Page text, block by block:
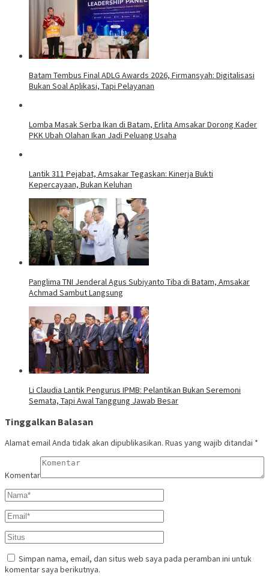
Batam Tembus Final ADLG Awards 2026, Firmansyah: Digitalisasi
Bukan Soal Aplikasi, Tapi Pelayanan
Lomba Masak Serba Ikan di Batam, Erlita Amsakar Dorong Kader
PKK Ubah Olahan Ikan Jadi Peluang Usaha
Lantik 311 Pejabat, Amsakar Tegaskan: Kinerja Bukti
Kepercayaan, Bukan Keluhan
Panglima TNI Jenderal Agus Subiyanto Tiba di Batam, Amsakar
Achmad Sambut Langsung
Li Claudia Lantik Pengurus IPMB: Pelantikan Bukan Seremoni
Semata, Tapi Awal Tanggung Jawab Besar
Tinggalkan Balasan
Alamat email Anda tidak akan dipublikasikan. Ruas yang wajib ditandai *
Komentar
Simpan nama, email, dan situs web saya pada peramban ini untuk
komentar saya berikutnya.